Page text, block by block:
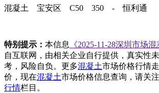
混凝土 宝安区 C50 350 - 恒利通
特别提示： 本信息 《2025-11-28深圳市场
自互联网，由相关企业自行提供，真实性
考，风险自负。更多混凝土市场价格行情
价，现在混凝土市场价格信息查询，请关注
行情栏目。